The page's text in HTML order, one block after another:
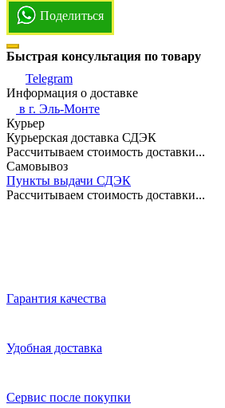
Поделиться
Быстрая консультация по товару
Telegram
Информация о доставке
в г. Эль-Монте
Курьер
Курьерская доставка СДЭК
Рассчитываем стоимость доставки...
Самовывоз
Пункты выдачи СДЭК
Рассчитываем стоимость доставки...
Гарантия качества
Удобная доставка
Сервис после покупки